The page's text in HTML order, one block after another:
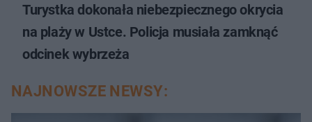
Turystka dokonała niebezpiecznego okrycia
na plaży w Ustce. Policja musiała zamknąć
odcinek wybrzeża
NAJNOWSZE NEWSY: